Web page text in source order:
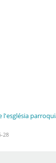
l'església
28